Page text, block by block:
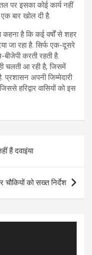
पर इसका कोई कार्य नहीं
बार खोल दी है.
कहना है कि कई वर्षों से शहर
जा रहा है. सिर्फ एक-दूसरे
करती रहती है.
चलती आ रही है, जिसमें
अपनी जिम्मेदारी
हरिद्वार वासियों को इस
हैं दवाइंया
चौकियों को सख्त निर्देश